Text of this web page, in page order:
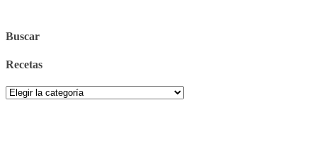
Buscar
Recetas
Recetas